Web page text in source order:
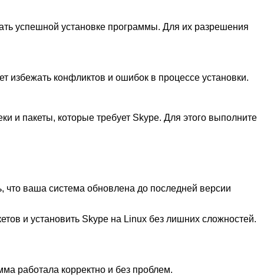
успешной установке программы. Для их разрешения
конфликтов и ошибок в процессе установки.
и пакеты, которые требует Skype. Для этого выполните
ваша система обновлена до последней версии
и установить Skype на Linux без лишних сложностей.
работала корректно и без проблем.